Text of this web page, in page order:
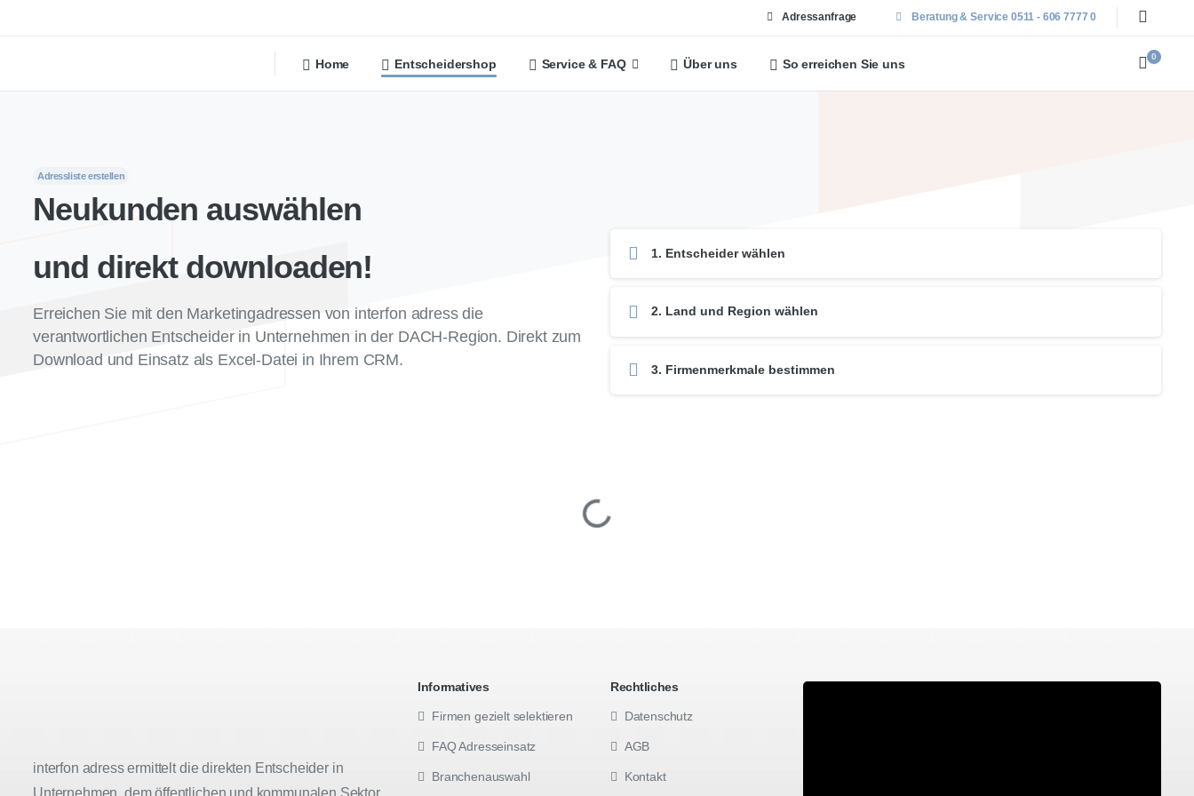
Adressanfrage Beratung & Service 0511 - 606 7777 0
Home Entscheidershop Service & FAQ Über uns So erreichen Sie uns
0
Adressliste erstellen
Neukunden auswählen
und direkt downloaden!
Erreichen Sie mit den Marketingadressen von interfon adress die
verantwortlichen Entscheider in Unternehmen in der DACH-Region. Direkt zum
Download und Einsatz als Excel-Datei in Ihrem CRM.
1. Entscheider wählen
2. Land und Region wählen
3. Firmenmerkmale bestimmen
interfon adress ermittelt die direkten Entscheider in
Informatives
Firmen gezielt selektieren
FAQ Adresseinsatz
Branchenauswahl
Rechtliches
Datenschutz
AGB
Kontakt